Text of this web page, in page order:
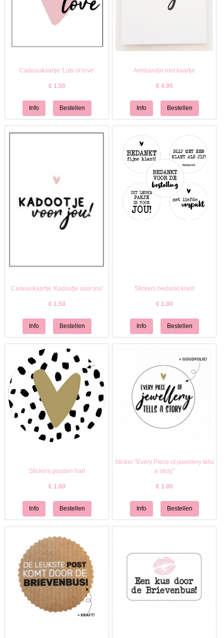
Cadeaukaartje 'Lots of love'
€ 1.50
Armbandje met kaartje
€ 4.95
Cadeaukaartje 'Kadootje voor jou'
€ 1.50
Stickers bedankt klant
€ 1.00
Stickers gouden hart
€ 1.00
Sticker "Every Piece of jewellery tells
a story"
€ 1.00